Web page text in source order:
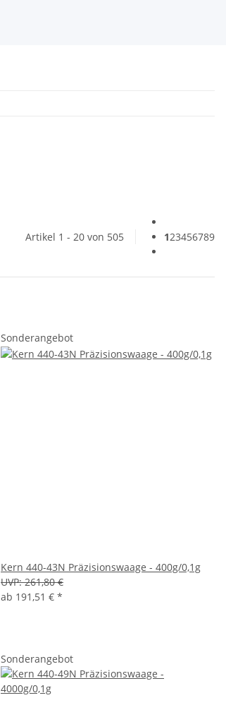
Artikel 1 - 20 von 505 123456789
Sonderangebot
Kern 440-43N Präzisionswaage - 400g/0,1g
UVP: 261,80 €
ab 191,51 € *
Sonderangebot